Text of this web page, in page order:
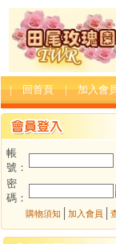
| 回首頁 | 加入會
帳
號：
密
碼：
購物須知 加入會員